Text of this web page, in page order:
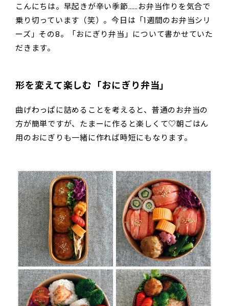
こんにちは。早起きが辛い季節……お弁当作りを気合で
乗り切っています（笑）。今日は「1週間のお弁当シリ
ーズ」その8。「おにぎり弁当」について書かせていた
だきます。
形を変えて楽しむ「おにぎり弁当」
曲げわっぱに詰めることを考えると、普通のお弁当の
方が簡単ですが、たまーに作ると楽しくて♡朝ごはん
用のおにぎりも一緒に作れば時短にもなります。